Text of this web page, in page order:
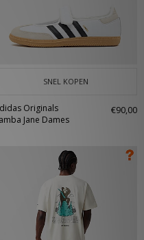
SNEL KOPEN
Originals
Jane Dames
€90,00